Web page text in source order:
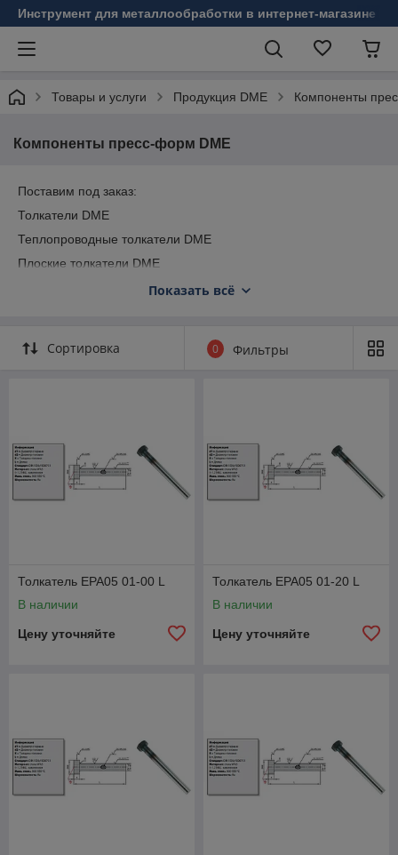
Инструмент для металлообработки в интернет-магазине
Товары и услуги Продукция DME Компоненты
Компоненты пресс-форм DME
Поставим под заказ:
Толкатели DME
Теплопроводные толкатели DME
Плоские толкатели DME
Толкатели из нержавеющей стали DME
Дюймы DME
Показать всё
Сортировка 0 Фильтры
Толкатель EPA05 01-00 L
В наличии
Цену уточняйте
Толкатель EPA05 01-20 L
В наличии
Цену уточняйте